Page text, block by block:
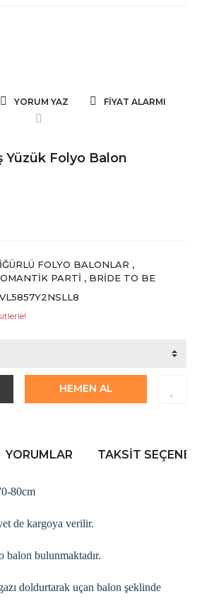
YORUM YAZ FIYAT ALARMI
Yüzük Folyo Balon
FOLYO BALONLAR ,
PARTI , BRİDE TO BE
HEMEN AL
YORUMLAR TAKSIT
80cm
de kargoya verilir.
balon bulunmaktadır.
doldurtarak uçan balon şeklinde